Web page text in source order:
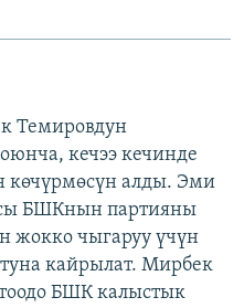
Темировдун
кечээ кечинде
көчүрмөсүн алды. Эми
БШКнын партияны
жокко чыгаруу үчүн
кайрылат. Мирбек
БШК калыстык